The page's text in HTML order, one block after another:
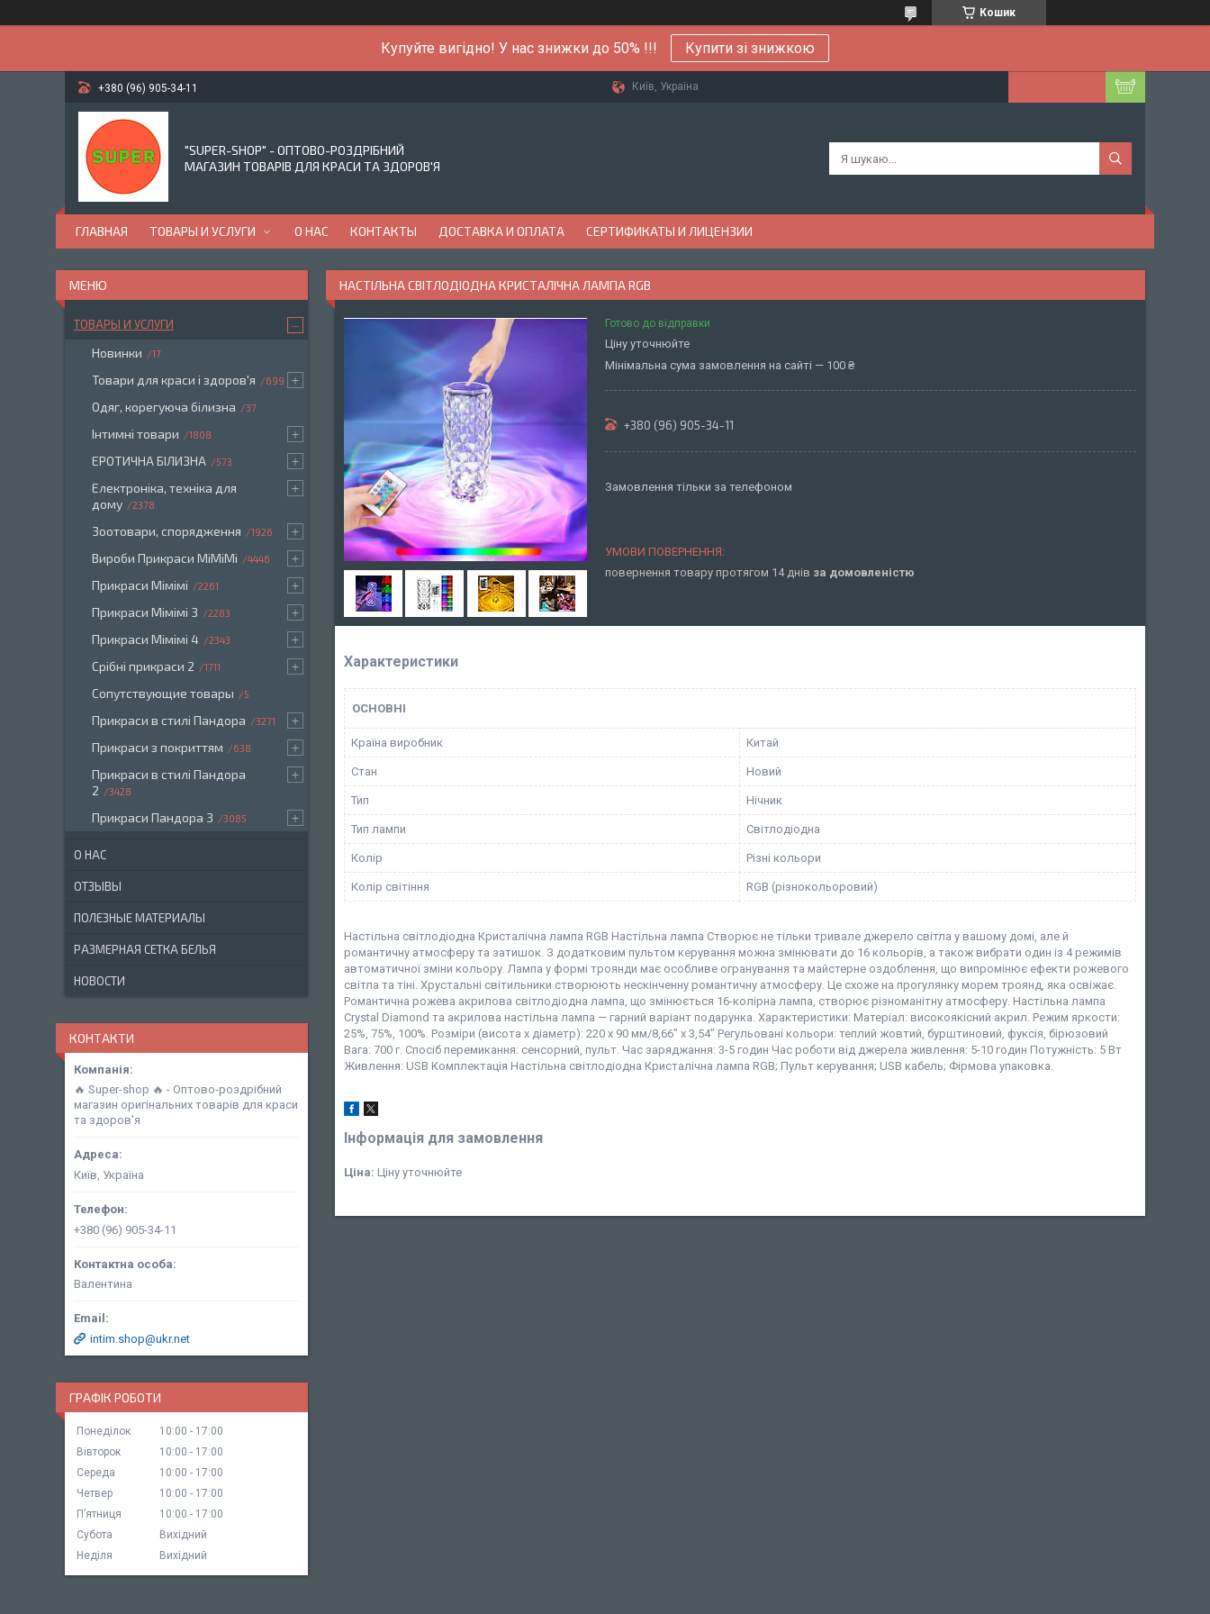
Кошик
Купуйте вигідно! У нас знижки до 50% !!! Купити зі знижкою
+380 (96) 905-34-11 Київ, Україна
"SUPER-SHOP" - ОПТОВО-РОЗДРІБНИЙ
МАГАЗИН ТОВАРІВ ДЛЯ КРАСИ ТА ЗДОРОВ'Я
ГЛАВНАЯ ТОВАРЫ И УСЛУГИ О НАС КОНТАКТЫ ДОСТАВКА И ОПЛАТА СЕРТИФИКАТЫ И ЛИЦЕНЗИИ
НАСТІЛЬНА СВІТЛОДІОДНА КРИСТАЛІЧНА ЛАМПА RGB
Готово до відправки
Ціну уточнюйте
Мінімальна сума замовлення на сайті — 100 ₴
+380 (96) 905-34-11
Замовлення тільки за телефоном
повернення товару протягом 14 днів за домовленістю
Характеристики
ОСНОВНІ
Країна виробник Китай
Стан Новий
Тип Нічник
Тип лампи Світлодіодна
Колір Різні кольори
Колір світіння RGB (різнокольоровий)
Настільна світлодіодна Кристалічна лампа RGB Настільна лампа Створює не тільки тривале джерело світла у вашому домі, але й
романтичну атмосферу та затишок. З додатковим пультом керування можна змінювати до 16 кольорів, а також вибрати один із 4 режимів
автоматичної зміни кольору. Лампа у формі троянди має особливе огранування та майстерне оздоблення, що випромінює ефекти рожевого
світла та тіні. Хрустальні світильники створюють нескінченну романтичну атмосферу. Це схоже на прогулянку морем троянд, яка освіжає.
Романтична рожева акрилова світлодіодна лампа, що змінюється 16-колірна лампа, створює різноманітну атмосферу. Настільна лампа
Crystal Diamond та акрилова настільна лампа — гарний варіант подарунка. Характеристики: Матеріал: високоякісний акрил. Режим яркости:
25%, 75%, 100%. Розміри (висота x діаметр): 220 x 90 мм/8,66" x 3,54" Регульовані кольори: теплий жовтий, бурштиновий, фуксія, бірюзовий
Вага: 700 г. Спосіб перемикання: сенсорний, пульт. Час заряджання: 3-5 годин Час роботи від джерела живлення: 5-10 годин Потужність: 5 Вт
Живлення: USB Комплектація Настільна світлодіодна Кристалічна лампа RGB; Пульт керування; USB кабель; Фірмова упаковка.
Інформація для замовлення
Ціна: Ціну уточнюйте
ТОВАРЫ И УСЛУГИ
Новинки 17
Товари для краси і здоров'я 699
Одяг, корегуюча білизна 37
Інтимні товари 1808
ЕРОТИЧНА БІЛИЗНА 573
Електроніка, техніка для
дому
2378
Зоотовари, спорядження 1926
Вироби Прикраси МіМіМі 4446
Прикраси Мімімі 2261
Прикраси Мімімі 3 2283
Прикраси Мімімі 4 2343
Срібні прикраси 2 1711
Сопутствующие товары 5
Прикраси в стилі Пандора 3271
Прикраси з покриттям 638
Прикраси в стилі Пандора
2
3428
Прикраси Пандора 3 3085
О НАС
ОТЗЫВЫ
ПОЛЕЗНЫЕ МАТЕРИАЛЫ
РАЗМЕРНАЯ СЕТКА БЕЛЬЯ
НОВОСТИ
КОНТАКТИ
🔥 Super-shop 🔥 - Оптово-роздрібний
магазин оригінальних товарів для краси
та здоров'я
Київ, Україна
+380 (96) 905-34-11
Валентина
intim.shop@ukr.net
ГРАФІК РОБОТИ
Понеділок 10:00
17:00
Вівторок
10:00
17:00
Середа
10:00
17:00
Четвер
10:00
17:00
Пʼятниця
10:00
17:00
Субота
Вихідний
Неділя
Вихідний